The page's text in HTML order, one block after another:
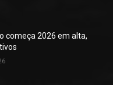
começa 2026 em alta,